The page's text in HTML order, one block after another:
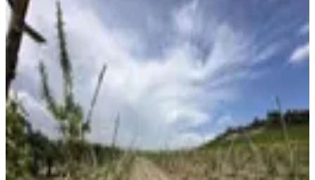
Ahmet Kara'dan Yanpar Mah.de
Satılık 6000 M² Erik Bahçesi
Akdeniz, Yanpar Mahallesi
6000 m²
11.04.2026
4.250.000 ₺
AHMET KARA GAYRİMENKUL Ahmet Kara